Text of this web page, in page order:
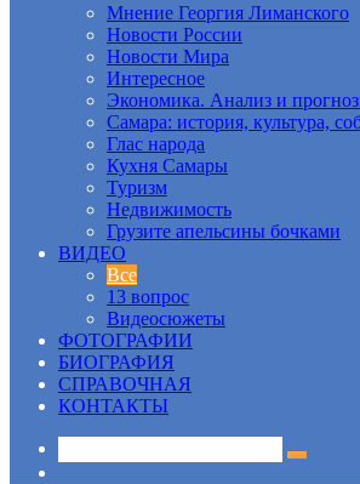
Мнение Георгия Лиманского
Новости России
Новости Мира
Интересное
Экономика. Анализ и
Самара: история, культура,
Глас народа
Кухня Самары
Туризм
Недвижимость
Грузите апельсины бочками
ВИДЕО
Все
13 вопрос
Видеосюжеты
ФОТОГРАФИИ
БИОГРАФИЯ
СПРАВОЧНАЯ
КОНТАКТЫ